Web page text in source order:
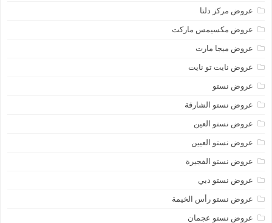
عروض مركز دلتا
عروض مكسيمس ماركت
عروض ميجا مارت
عروض نايت تو نايت
عروض نستو
عروض نستو الشارقة
عروض نستو العين
عروض نستو العيين
عروض نستو الفجيرة
عروض نستو دبي
عروض نستو رأس الخيمة
عروض نستو عجمان